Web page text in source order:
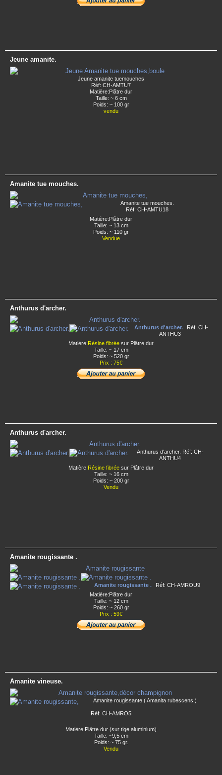
Jeune amanite.
Jeune amanite tuemouches
Réf: CH-AMTU7
Matière:Plâtre dur
Taille: ~ 6 cm
Poids: ~ 100 gr
vendu
Amanite tue mouches.
Amanite tue mouches.
Réf: CH-AMTU18
Matière:Plâtre dur
Taille: ~ 13 cm
Poids: ~ 110 gr
Vendue
Anthurus d'archer.
Anthurus d'archer.
Réf: CH-
ANTHU3
Matière:Résine fibrée sur Plâtre dur
Taille: ~ 17 cm
Poids: ~ 520 gr
Prix : 75€
Anthurus d'archer.
Anthurus d'archer. Réf: CH-
ANTHU4
Matière:Résine fibrée sur Plâtre dur
Taille: ~ 16 cm
Poids: ~ 200 gr
Vendu
Amanite rougissante .
Amanite rougissante .
Réf: CH-AMROU9
Matière:Plâtre dur
Taille: ~ 12 cm
Poids: ~ 260 gr
Prix : 59€
Amanite vineuse.
Amanite rougissante ( Amanita rubescens )
Réf: CH-AMRO5
Matière:Plâtre dur (sur tige aluminium)
Taille: ~9,5 cm
Poids: ~ 75 gr.
Vendu